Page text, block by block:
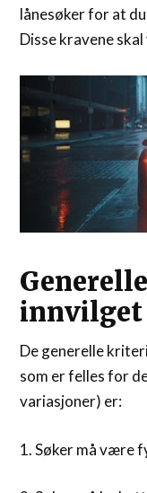
lånesøker for at
Disse kravene
innvilget
De generelle
som er felles for
variasjoner) er:
1. Søker må være